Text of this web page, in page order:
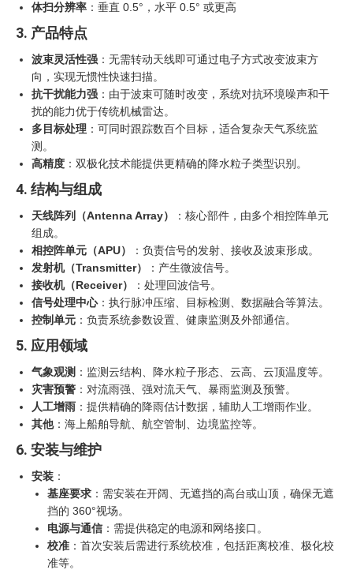
体扫分辨率 ：垂直 0.5°，水平 0.5° 或更高
3. 产品特点
波束灵活性强 ：无需转动天线即可通过电子方式改变波束方
向，实现无惯性快速扫描。
抗干扰能力强 ：由于波束可随时改变，系统对抗环境噪声和干
扰的能力优于传统机械雷达。
多目标处理 ：可同时跟踪数百个目标，适合复杂天气系统监
测。
高精度 ：双极化技术能提供更精确的降水粒子类型识别。
4. 结构与组成
天线阵列（Antenna Array）
‍：核心部件，由多个相控阵单元
组成。
相控阵单元（APU）
‍：负责信号的发射、接收及波束形成。
发射机（Transmitter）
‍：产生微波信号。
接收机（Receiver）
‍：处理回波信号。
信号处理中心：执行脉冲压缩、目标检测、数据融合等算法。
控制单元 ：负责系统参数设置、健康监测及外部通信。
5. 应用领域
气象观测 ：监测云结构、降水粒子形态、云高、云顶温度等。
灾害预警 ：对流雨强、强对流天气、暴雨监测及预警。
人工增雨 ：提供精确的降雨估计数据，辅助人工增雨作业。
其他：海上船舶导航、航空管制、边境监控等。
6. 安装与维护
安装 ：
基座要求 ：需安装在开阔、无遮挡的高台或山顶，确保无遮
挡的 360°视场。
电源与通信 ：需提供稳定的电源和网络接口。
校准 ：首次安装后需进行系统校准，包括距离校准、极化校
准等。